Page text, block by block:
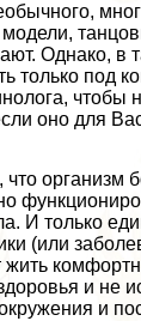
Однако, в
только под
чтобы
оно для
организм
И только
(или
жить
и не
и